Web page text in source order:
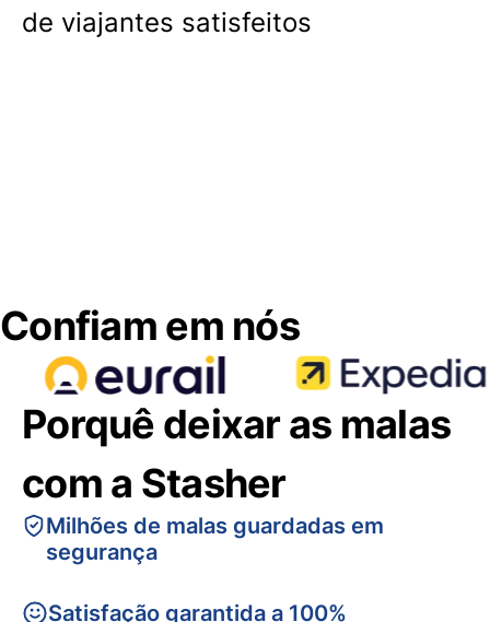
de viajantes satisfeitos
Confiam em nós
Porquê deixar as malas
com a Stasher
Milhões de malas guardadas em
segurança
Satisfação garantida a 100%